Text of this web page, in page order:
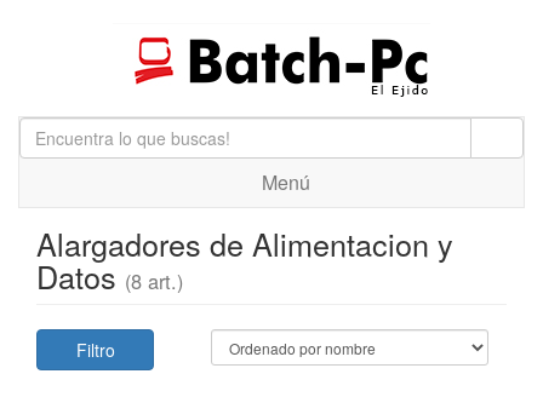
Menú
Alargadores de Alimentacion y
Datos (8 art.)
Filtro